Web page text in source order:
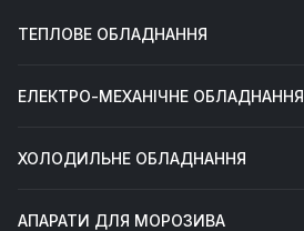
ТЕПЛОВЕ ОБЛАДНАННЯ
ЕЛЕКТРО-МЕХАНІЧНЕ ОБЛАДНАННЯ
ХОЛОДИЛЬНЕ ОБЛАДНАННЯ
АПАРАТИ ДЛЯ МОРОЗИВА